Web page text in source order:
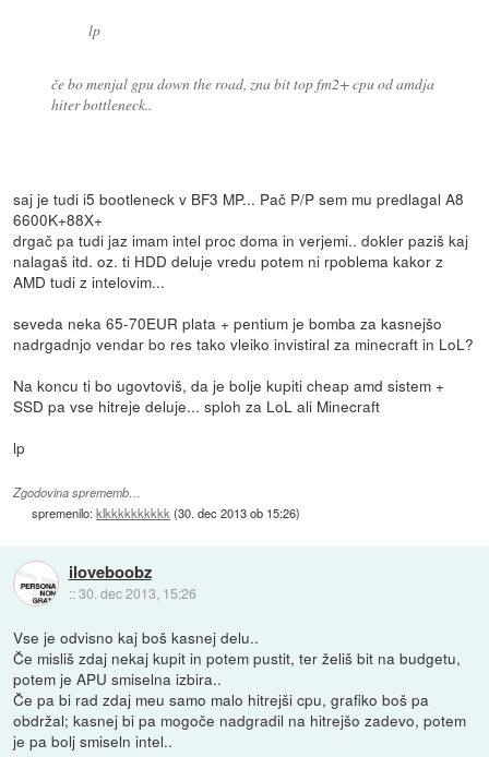
lp
če bo menjal gpu down the road, zna bit top fm2+ cpu od amdja
hiter bottleneck..
saj je tudi i5 bootleneck v BF3 MP... Pač P/P sem mu predlagal A8
6600K+88X+
drgač pa tudi jaz imam intel proc doma in verjemi.. dokler paziš kaj
nalagaš itd. oz. ti HDD deluje vredu potem ni rpoblema kakor z
AMD tudi z intelovim...
seveda neka 65-70EUR plata + pentium je bomba za kasnejšo
nadrgadnjo vendar bo res tako vleiko invistiral za minecraft in LoL?
Na koncu ti bo ugovtoviš, da je bolje kupiti cheap amd sistem +
SSD pa vse hitreje deluje... sploh za LoL ali Minecraft
lp
Zgodovina sprememb…
spremenilo:klkkkkkkkkkk (30. dec 2013 ob 15:26)
iloveboobz
::30. dec 2013, 15:26
Vse je odvisno kaj boš kasnej delu..
Če misliš zdaj nekaj kupit in potem pustit, ter želiš bit na budgetu,
potem je APU smiselna izbira..
Če pa bi rad zdaj meu samo malo hitrejši cpu, grafiko boš pa
obdržal; kasnej bi pa mogoče nadgradil na hitrejšo zadevo, potem
je pa bolj smiseln intel..